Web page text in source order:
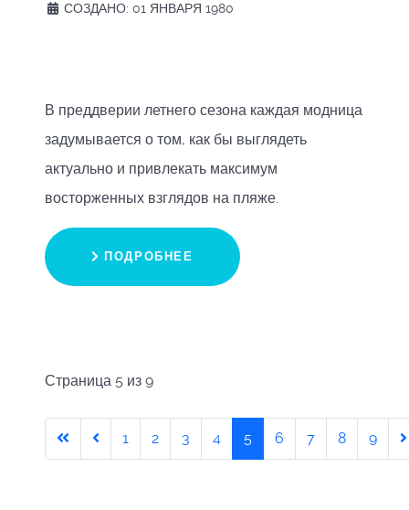
СОЗДАНО: 01 ЯНВАРЯ 1980
В преддверии летнего сезона каждая модница
задумывается о том, как бы выглядеть
актуально и привлекать максимум
восторженных взглядов на пляже.
ПОДРОБНЕЕ
Страница 5 из 9
1 2 3 4 5 6 7 8 9